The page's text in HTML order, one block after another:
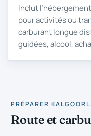
Inclut
pour activités ou
carburant longue
guidées, alcool,
PRÉPARER
Route et